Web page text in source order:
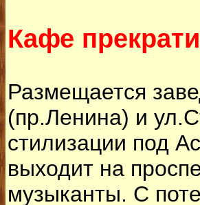
Кафе
Размещается
(пр.Ленина) и
стилизации под
выходит на
музыканты. С